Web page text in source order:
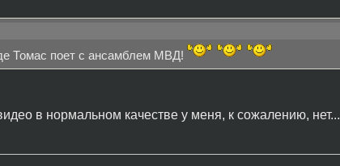
Томас поет с ансамблем МВД!
в нормальном качестве у меня, к сожалению, нет...